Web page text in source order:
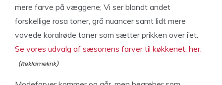
mere farve på væggene; Vi ser blandt andet
forskellige rosa toner, grå nuancer samt lidt mere
vovede koralrøde toner som sætter prikken over i’et.
Se vores udvalg af sæsonens farver til køkkenet, her.